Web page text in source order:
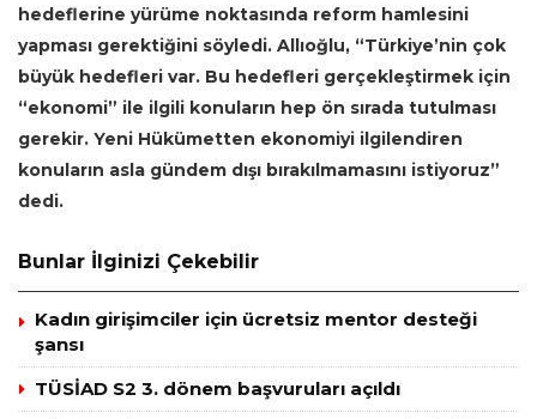
hedeflerine yürüme noktasında reform hamlesini
yapması gerektiğini söyledi. Allıoğlu, “Türkiye’nin çok
büyük hedefleri var. Bu hedefleri gerçekleştirmek için
“ekonomi” ile ilgili konuların hep ön sırada tutulması
gerekir. Yeni Hükümetten ekonomiyi ilgilendiren
konuların asla gündem dışı bırakılmamasını istiyoruz”
dedi.
Bunlar İlginizi Çekebilir
Kadın girişimciler için ücretsiz mentor desteği
şansı
TÜSİAD S2 3. dönem başvuruları açıldı